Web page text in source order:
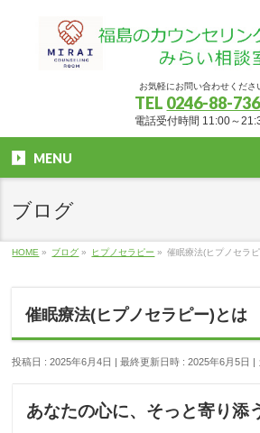
お気軽にお問い合わせくださ
TEL 0246-88-
電話受付時間 11:00～
MENU
ブログ
HOME » ブログ » ヒプノセラピー » 催眠療法(ヒプノセラ
催眠療法(ヒプノセラピー)とは
投稿日 : 2025年6月4日 最終更新日時 : 2025年6月5日
あなたの心に、そっと寄り添